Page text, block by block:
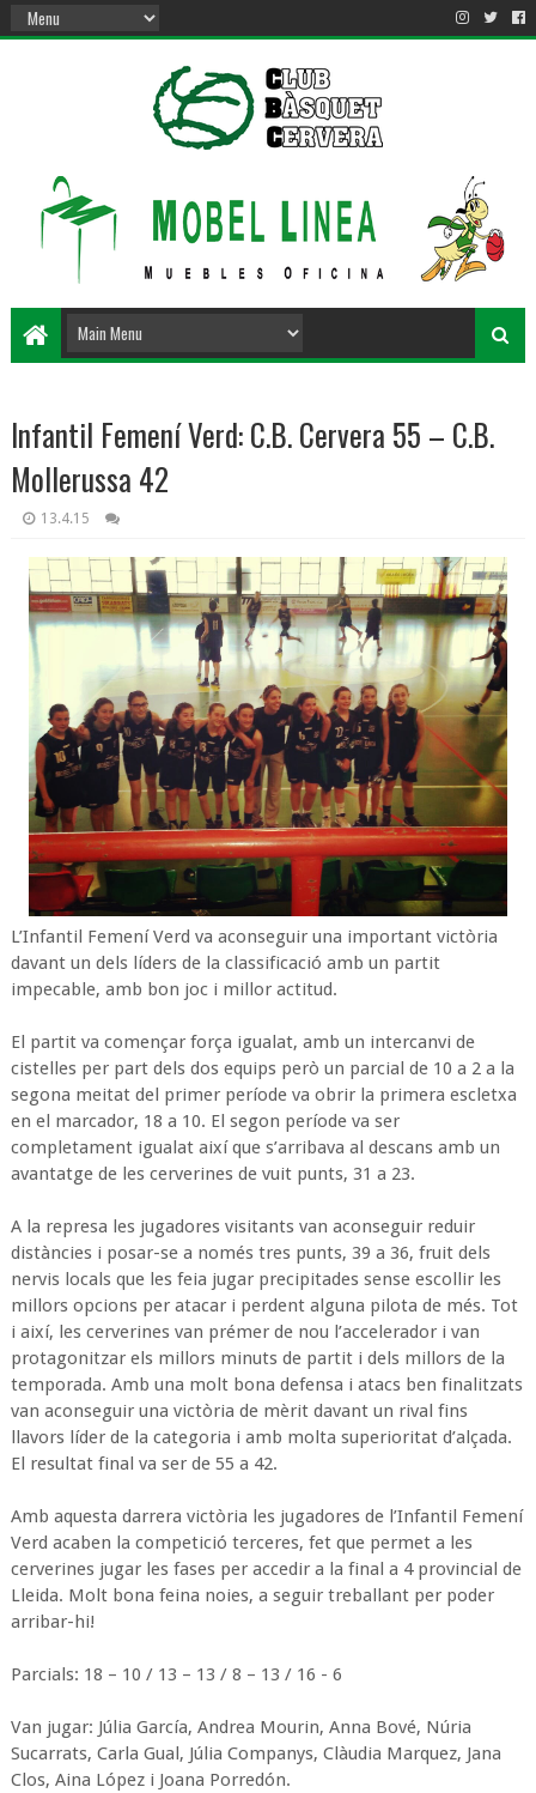
Infantil Femení Verd: C.B. Cervera 55 – C.B.
Mollerussa 42
13.4.15
L’Infantil Femení Verd va aconseguir una important victòria
davant un dels líders de la classificació amb un partit
impecable, amb bon joc i millor actitud.
El partit va començar força igualat, amb un intercanvi de
cistelles per part dels dos equips però un parcial de 10 a 2 a la
segona meitat del primer període va obrir la primera escletxa
en el marcador, 18 a 10. El segon període va ser
completament igualat així que s’arribava al descans amb un
avantatge de les cerverines de vuit punts, 31 a 23.
A la represa les jugadores visitants van aconseguir reduir
distàncies i posar-se a només tres punts, 39 a 36, fruit dels
nervis locals que les feia jugar precipitades sense escollir les
millors opcions per atacar i perdent alguna pilota de més. Tot
i així, les cerverines van prémer de nou l’accelerador i van
protagonitzar els millors minuts de partit i dels millors de la
temporada. Amb una molt bona defensa i atacs ben finalitzats
van aconseguir una victòria de mèrit davant un rival fins
llavors líder de la categoria i amb molta superioritat d’alçada.
El resultat final va ser de 55 a 42.
Amb aquesta darrera victòria les jugadores de l’Infantil Femení
Verd acaben la competició terceres, fet que permet a les
cerverines jugar les fases per accedir a la final a 4 provincial de
Lleida. Molt bona feina noies, a seguir treballant per poder
arribar-hi!
Parcials: 18 – 10 / 13 – 13 / 8 – 13 / 16 - 6
Van jugar: Júlia García, Andrea Mourin, Anna Bové, Núria
Sucarrats, Carla Gual, Júlia Companys, Clàudia Marquez, Jana
Clos, Aina López i Joana Porredón.